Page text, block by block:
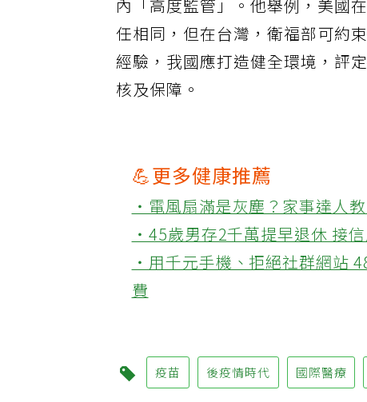
內「高度監管」。他舉例，美國
任相同，但在台灣，衛福部可約
經驗，我國應打造健全環境，評
核及保障。
💪更多健康推薦
‧電風扇滿是灰塵？家事達人
‧45歲男存2千萬提早退休 接
‧用千元手機、拒絕社群網站
費
疫苗 後疫情時代 國際醫療